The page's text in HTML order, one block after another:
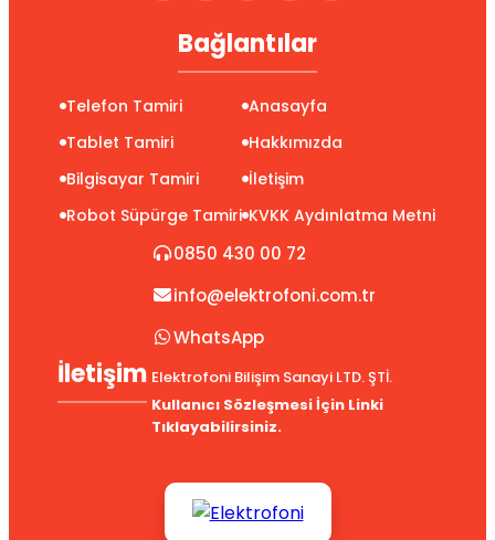
Bağlantılar
Telefon Tamiri
Tablet Tamiri
Bilgisayar Tamiri
Robot Süpürge Tamiri
Anasayfa
Hakkımızda
İletişim
KVKK Aydınlatma Metni
İletişim
0850 430 00 72
info@elektrofoni.com.tr
WhatsApp
Elektrofoni Bilişim Sanayi LTD. ŞTİ.
Kullanıcı Sözleşmesi İçin Linki
Tıklayabilirsiniz.